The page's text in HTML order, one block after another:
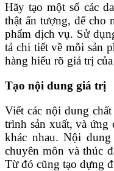
Hãy tạo một số các
thật ấn tượng, để cho
phẩm dịch vụ. Sử
tả chi tiết về mỗi sản
hàng hiểu rõ giá trị
Tạo nội dung giá trị
Viết các nội dung
trình sản xuất, và ứng
khác nhau. Nội
chuyên môn và thúc
Từ đó cũng tạo dựng